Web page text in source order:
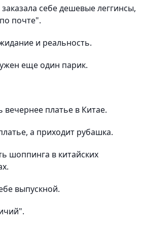
себе дешевые леггинсы,
почте".
и реальность.
еще один парик.
вечернее платье в Китае.
а приходит рубашка.
шоппинга в китайских
выпускной.